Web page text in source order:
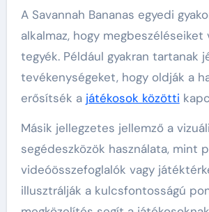
A Savannah Bananas egyedi
alkalmaz, hogy megbeszéléseiket
tegyék. Például gyakran tartanak
tevékenységeket, hogy oldják a
erősítsék a játékosok közötti
Másik jellegzetes jellemző a
segédeszközök használata, mint
videóösszefoglalók vagy
illusztrálják a kulcsfontosságú